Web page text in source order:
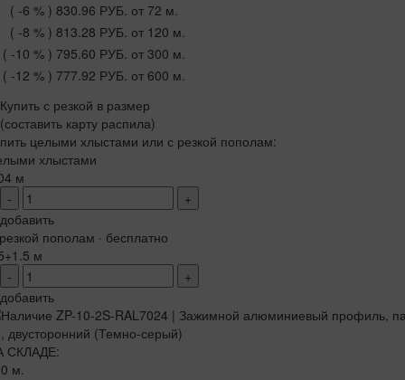
( -6 % ) 830.96 РУБ. от 72 м.
( -8 % ) 813.28 РУБ. от 120 м.
( -10 % ) 795.60 РУБ. от 300 м.
( -12 % ) 777.92 РУБ. от 600 м.
Купить с резкой в размер
(составить карту распила)
целыми хлыстами или с резкой пополам:
хлыстами
м
-
+
добавить
пополам · бесплатно
м
-
+
добавить
СКЛАДЕ:
м.